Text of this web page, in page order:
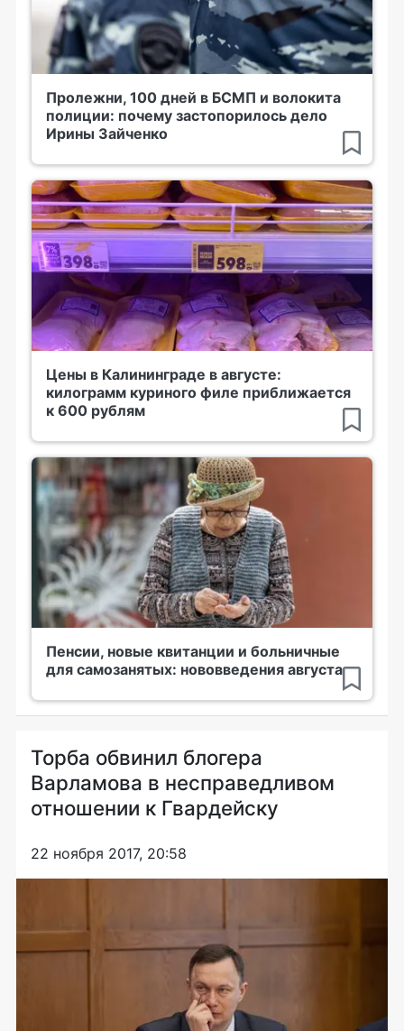
Пролежни, 100 дней в БСМП и волокита
полиции: почему застопорилось дело
Ирины Зайченко
Цены в Калининграде в августе:
килограмм куриного филе приближается
к 600 рублям
Пенсии, новые квитанции и больничные
для самозанятых: нововведения августа
Торба обвинил блогера
Варламова в несправедливом
отношении к Гвардейску
22 ноября 2017, 20:58